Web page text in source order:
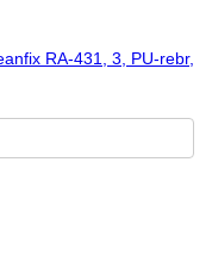
RA-431, 3, PU-rebr,